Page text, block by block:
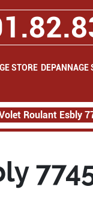
STORE DEPANNAGE
Roulant Esbly